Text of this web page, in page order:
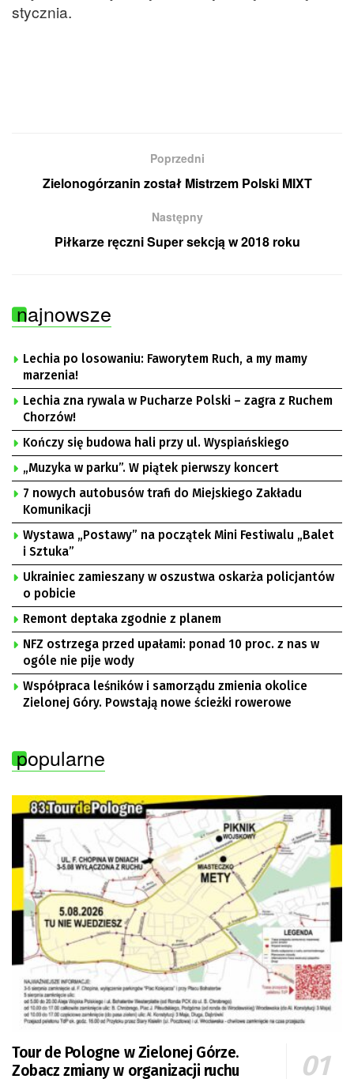
stycznia.
Poprzedni
Zielonogórzanin został Mistrzem Polski MIXT
Następny
Piłkarze ręczni Super sekcją w 2018 roku
najnowsze
Lechia po losowaniu: Faworytem Ruch, a my mamy
marzenia!
Lechia zna rywala w Pucharze Polski – zagra z Ruchem
Chorzów!
Kończy się budowa hali przy ul. Wyspiańskiego
„Muzyka w parku”. W piątek pierwszy koncert
7 nowych autobusów trafi do Miejskiego Zakładu
Komunikacji
Wystawa „Postawy” na początek Mini Festiwalu „Balet
i Sztuka”
Ukrainiec zamieszany w oszustwa oskarża policjantów
o pobicie
Remont deptaka zgodnie z planem
NFZ ostrzega przed upałami: ponad 10 proc. z nas w
ogóle nie pije wody
Współpraca leśników i samorządu zmienia okolice
Zielonej Góry. Powstają nowe ścieżki rowerowe
popularne
Tour de Pologne w Zielonej Górze.
Zobacz zmiany w organizacji ruchu